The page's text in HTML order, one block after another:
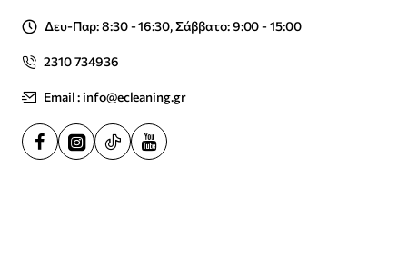
Δευ-Παρ: 8:30 - 16:30, Σάββατο: 9:00 - 15:00
2310 734936
Email : info@ecleaning.gr